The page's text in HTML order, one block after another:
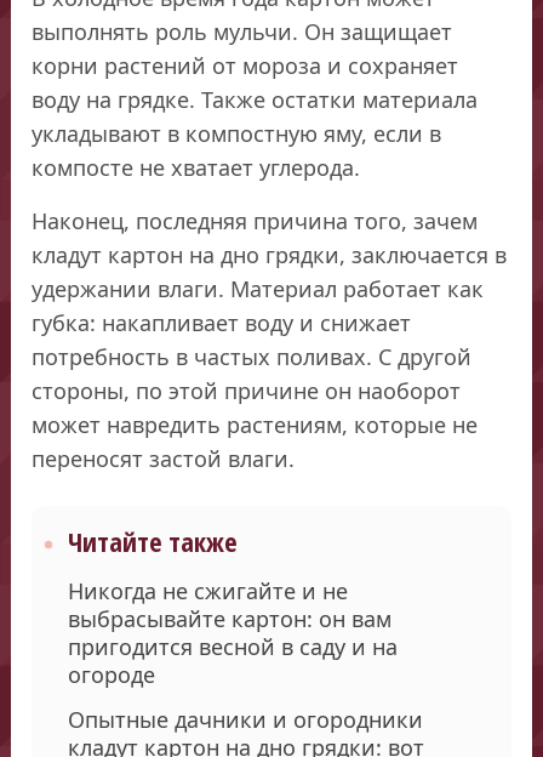
выполнять роль мульчи. Он защищает
корни растений от мороза и сохраняет
воду на грядке. Также остатки материала
укладывают в компостную яму, если в
компосте не хватает углерода.
Наконец, последняя причина того, зачем
кладут картон на дно грядки, заключается в
удержании влаги. Материал работает как
губка: накапливает воду и снижает
потребность в частых поливах. С другой
стороны, по этой причине он наоборот
может навредить растениям, которые не
переносят застой влаги.
Читайте также
Никогда не сжигайте и не
выбрасывайте картон: он вам
пригодится весной в саду и на
огороде
Опытные дачники и огородники
кладут картон на дно грядки: вот